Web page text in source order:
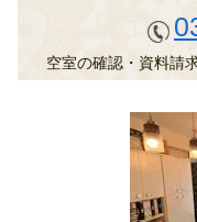
空室の確認・資料請